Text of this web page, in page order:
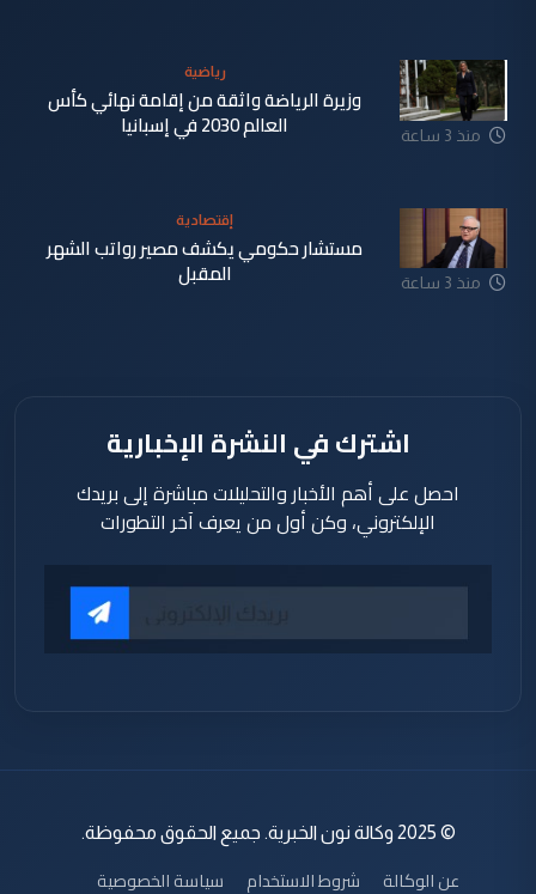
منذ 3 ساعة
رياضية
وزيرة الرياضة واثقة من إقامة نهائي كأس
العالم 2030 في إسبانيا
منذ 3 ساعة
إقتصادية
مستشار حكومي يكشف مصير رواتب الشهر
المقبل
اشترك في النشرة الإخبارية
احصل على أهم الأخبار والتحليلات مباشرة إلى بريدك
الإلكتروني، وكن أول من يعرف آخر التطورات
© 2025 وكالة نون الخبرية. جميع الحقوق محفوظة.
عن الوكالة شروط الاستخدام
سياسة الخصوصية